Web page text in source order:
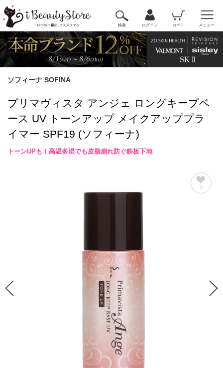
検索 ログイン カート メニュー
ソフィーナ SOFINA
プリマヴィスタ アンジェ ロングキープベ
ース UV トーンアップ メイクアッププラ
イマー SPF19 (ソフィーナ)
トーンUPも！高温多湿でも皮脂崩れ防ぐ鉄板下地
0